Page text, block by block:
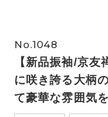
No.1048
【新品振袖/京
に咲き誇る大柄
て豪華な雰囲気